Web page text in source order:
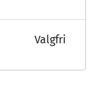
Valgfri